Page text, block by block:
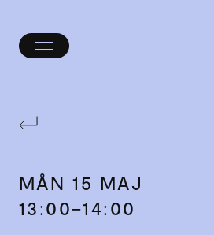
Öppna/stäng
MÅN 15 MAJ
13:00–14:00